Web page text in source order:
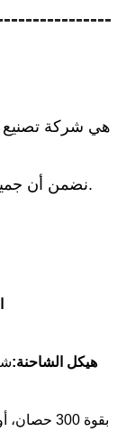
نضمن أن جميع المنتجات جديدة تمامًا وعالية الجودة.
1. هيكل الشاحنة: